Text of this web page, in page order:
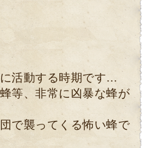
活動する時期です…
等、非常に凶暴な蜂が
で襲ってくる怖い蜂で